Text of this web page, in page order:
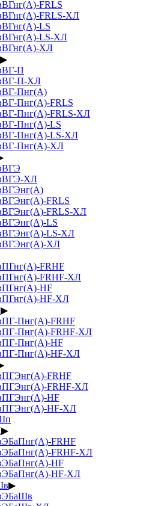
FRLS
FRLS-ХЛ
LS
LS-ХЛ
ХЛ
▶
П
П-ХЛ
Пнг(А)
Пнг(А)-FRLS
Пнг(А)-FRLS-ХЛ
Пнг(А)-LS
Пнг(А)-LS-ХЛ
Пнг(А)-ХЛ
ХЛ
FRLS
FRLS-ХЛ
LS
LS-ХЛ
ХЛ
FRHF
FRHF-ХЛ
HF
HF-ХЛ
▶
Пнг(А)-FRHF
Пнг(А)-FRHF-ХЛ
Пнг(А)-HF
Пнг(А)-HF-ХЛ
FRHF
FRHF-ХЛ
HF
HF-ХЛ
▶
FRHF
FRHF-ХЛ
HF
HF-ХЛ
▶